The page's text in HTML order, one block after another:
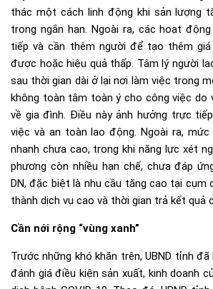
thác một cách linh động khi sản lượng
trong ngắn hạn. Ngoài ra, các hoạt
tiếp và cần thêm người để tạo thêm
được hoặc hiệu quả thấp. Tâm lý người
sau thời gian dài ở lại nơi làm việc trong
không toàn tâm toàn ý cho công việc do
về gia đình. Điều này ảnh hưởng trực
việc và an toàn lao động. Ngoài ra,
nhanh chưa cao, trong khi năng lực xét
phương còn nhiều hạn chế, chưa đáp
DN, đặc biệt là nhu cầu tăng cao tại cụm
thành dịch vụ cao và thời gian trả kết quả
Cần nới rộng “vùng xanh”
Trước những khó khăn trên, UBND tỉnh đã
đánh giá điều kiện sản xuất, kinh doanh